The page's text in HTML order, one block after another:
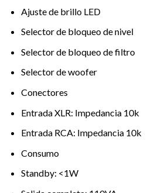
Ajuste de brillo LED
Selector de bloqueo de nivel
Selector de bloqueo de filtro
Selector de woofer
Conectores
Entrada XLR: Impedancia 10k
Entrada RCA: Impedancia 10k
Consumo
Standby: <1W